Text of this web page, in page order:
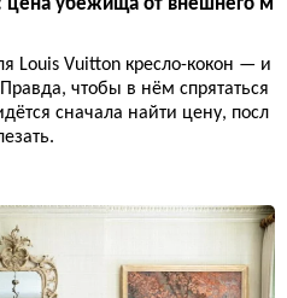
цена убежища от внешнего м
Louis Vuitton кресло-кокон — и
чтобы в нём спрятаться
сначала найти цену, посл